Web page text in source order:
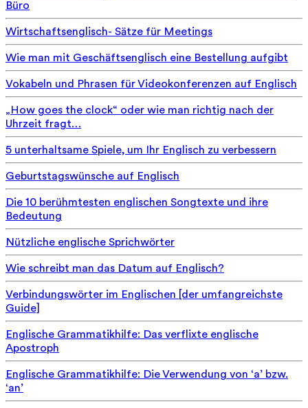
Büro
Wirtschaftsenglisch- Sätze für Meetings
Wie man mit Geschäftsenglisch eine Bestellung aufgibt
Vokabeln und Phrasen für Videokonferenzen auf Englisch
„How goes the clock“ oder wie man richtig nach der
Uhrzeit fragt…
5 unterhaltsame Spiele, um Ihr Englisch zu verbessern
Geburtstagswünsche auf Englisch
Die 10 berühmtesten englischen Songtexte und ihre
Bedeutung
Nützliche englische Sprichwörter
Wie schreibt man das Datum auf Englisch?
Verbindungswörter im Englischen [der umfangreichste
Guide]
Englische Grammatikhilfe: Das verflixte englische
Apostroph
Englische Grammatikhilfe: Die Verwendung von ‘a’ bzw.
‘an’